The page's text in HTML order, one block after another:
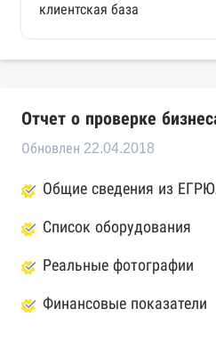
клиентская база
Отчет о проверке
Обновлен 22.04.2018
Общие сведения из
Список оборудования
Реальные фотографии
Финансовые показатели